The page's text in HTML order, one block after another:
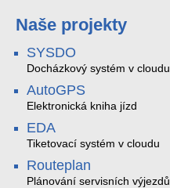
Naše projekty
SYSDO
Docházkový systém v cloudu
AutoGPS
Elektronická kniha jízd
EDA
Tiketovací systém v cloudu
Routeplan
Plánování servisních výjezdů